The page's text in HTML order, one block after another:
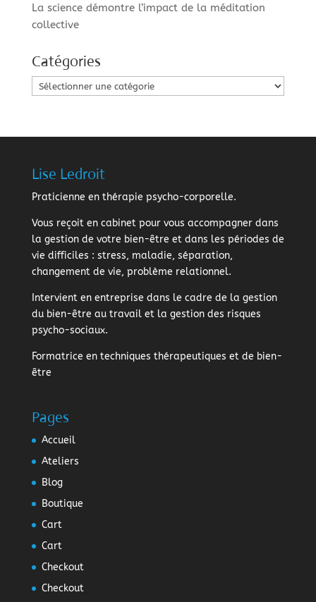
La science démontre l’impact de la méditation
collective
Catégories
Catégories
Lise Ledroit
Praticienne en thérapie psycho-corporelle.
Vous reçoit en cabinet pour vous accompagner dans
la gestion de votre bien-être et dans les périodes de
vie difficiles : stress, maladie, séparation,
changement de vie, problème relationnel.
Intervient en entreprise dans le cadre de la gestion
du bien-être au travail et la gestion des risques
psycho-sociaux.
Formatrice en techniques thérapeutiques et de bien-
être
Pages
Accueil
Ateliers
Blog
Boutique
Cart
Cart
Checkout
Checkout